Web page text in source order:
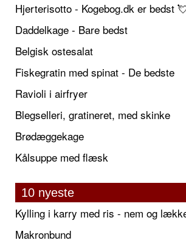
Hjerterisotto - Kogebog.dk er bedst
Daddelkage - Bare bedst
Belgisk ostesalat
Fiskegratin med spinat - De bedste
Ravioli i airfryer
Blegselleri, gratineret, med skinke
Brødæggekage
Kålsuppe med flæsk
10 nyeste
Kylling i karry med ris - nem og
Makronbund